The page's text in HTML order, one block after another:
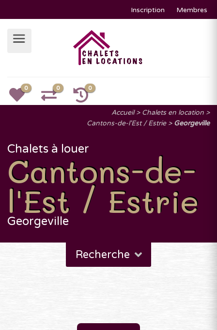
Inscription Membres
0 0 0
Accueil
Chalets en location
Cantons-de-l'Est / Estrie
Georgeville
Chalets à louer
Cantons-de-
l'Est / Estrie
Georgeville
Recherche